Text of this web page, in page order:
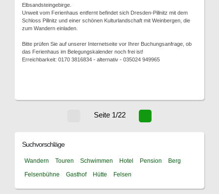
Elbsandsteingebirge.
Unweit vom Ferienhaus entfernt befindet sich Dresden-Pillnitz mit dem
Schloss Pillnitz und einer schönen Kulturlandschaft mit Weinbergen, die
zum Wandern einladen.
Bitte prüfen Sie auf unserer Internetseite vor Ihrer Buchungsanfrage, ob
das Ferienhaus im Belegungskalender noch frei ist!
Erreichbarkeit: 0170 3816834 - alternativ - 035024 949965
Seite 1/22
Suchvorschläge
Wandern Touren Schwimmen Hotel Pension
Berg
Felsenbühne
Gasthof Hütte Felsen